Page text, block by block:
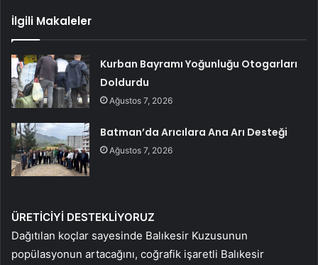
İlgili Makaleler
Kurban Bayramı Yoğunluğu Otogarları
Doldurdu
Ağustos 7, 2026
Batman’da Arıcılara Ana Arı Desteği
Ağustos 7, 2026
ÜRETİCİYİ DESTEKLİYORUZ
Dağıtılan koçlar sayesinde Balıkesir Kuzusunun
popülasyonun artacağını, coğrafik işaretli Balıkesir